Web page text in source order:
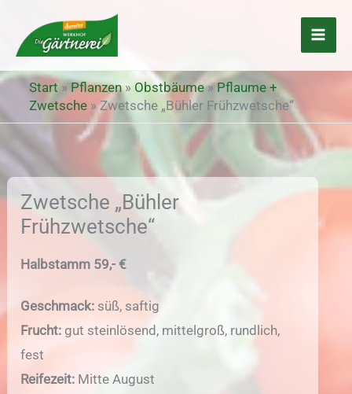
Inhalt
springen
Start» Pflanzen» Obstbäume»Pflaume +
Zwetsche »Zwetsche „Bühler Frühzwetsche“
Zwetsche „Bühler
Frühzwetsche“
Halbstamm 59,- €
Geschmack: süß, saftig
Frucht: gut steinlösend, mittelgroß, rundlich,
fest
Reifezeit: Mitte August